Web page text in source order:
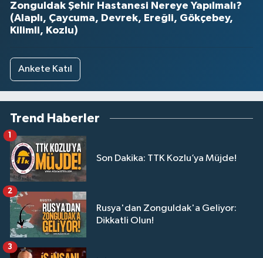
Zonguldak Şehir Hastanesi Nereye Yapılmalı?
(Alaplı, Çaycuma, Devrek, Ereğli, Gökçebey,
Kilimli, Kozlu)
Ankete Katıl
Trend Haberler
Son Dakika: TTK Kozlu’ya Müjde!
1
Rusya'dan Zonguldak'a Geliyor:
Dikkatli Olun!
2
3